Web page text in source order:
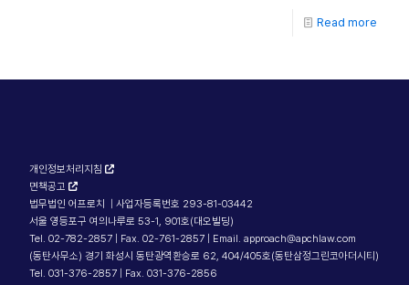
Read more
개인정보처리지침
면책공고
법무법인 어프로치 | 사업자등록번호 293-81-03442
서울 영등포구 여의나루로 53-1, 901호(대오빌딩)
Tel. 02-782-2857 | Fax. 02-761-2857 | Email. approach@apchlaw.com
(동탄사무소) 경기 화성시 동탄광역환승로 62, 404/405호(동탄삼정그린코아더시티)
Tel. 031-376-2857 | Fax. 031-376-2856